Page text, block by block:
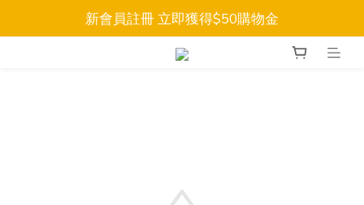
新會員註冊 立即獲得$50購物金